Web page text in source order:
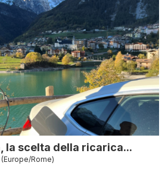
la scelta della ricarica...
Rome)